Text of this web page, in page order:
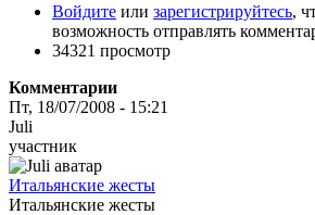
Войдите или зарегистрируйтесь,
возможность отправлять
34321 просмотр
Комментарии
Пт, 18/07/2008 - 15:21
Juli
участник
Итальянские жесты
Итальянские жесты